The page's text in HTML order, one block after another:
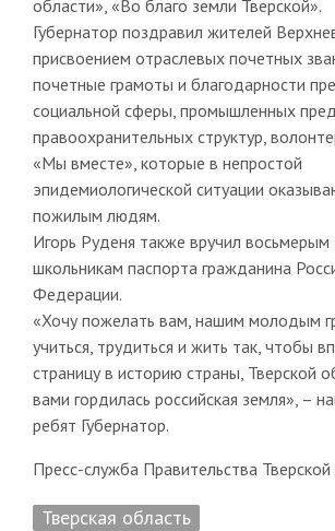
области», «Во благо земли Тверской».
Губернатор поздравил жителей
присвоением отраслевых почетных
почетные грамоты и благодарности
социальной сферы, промышленных
правоохранительных структур,
«Мы вместе», которые в непростой
эпидемиологической ситуации
пожилым людям.
Игорь Руденя также вручил восьмерым
школьникам паспорта гражданина
Федерации.
«Хочу пожелать вам, нашим молодым
учиться, трудиться и жить так, чтобы
страницу в историю страны, Тверской
вами гордилась российская земля», –
ребят Губернатор.
Пресс-служба Правительства Тверской
Тверская область